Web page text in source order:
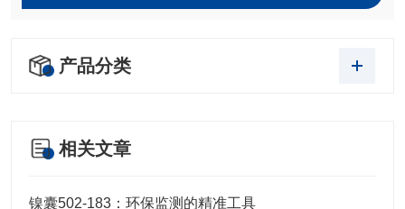
产品分类
相关文章
镍囊502-183：环保监测的精准工具